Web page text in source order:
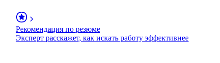
Рекомендация по резюме
Эксперт расскажет, как искать работу эффективнее